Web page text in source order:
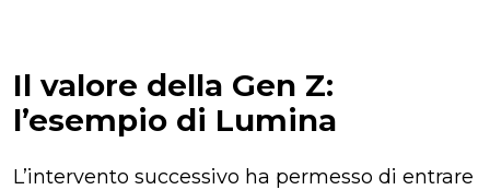
Il valore della Gen Z:
l’esempio di Lumina
L’intervento successivo ha permesso di entrare